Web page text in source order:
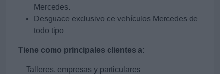
Mercedes.
Desguace exclusivo de vehículos Mercedes de
todo tipo
Tiene como principales clientes a:
Talleres, empresas y particulares